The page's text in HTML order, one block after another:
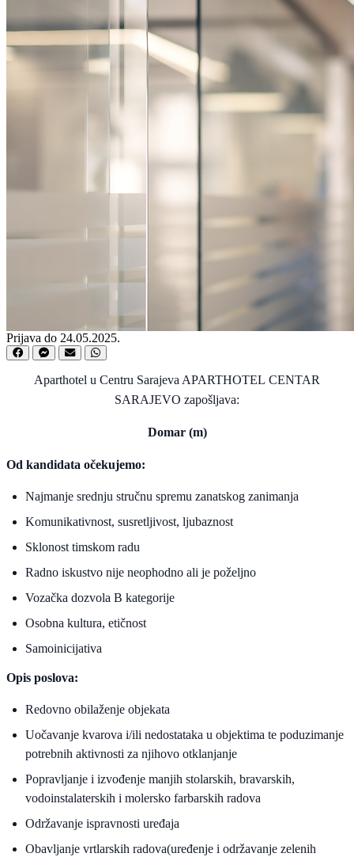
Prijava do 24.05.2025.
Aparthotel u Centru Sarajeva APARTHOTEL CENTAR
SARAJEVO zapošljava:
Domar (m)
Od kandidata očekujemo:
Najmanje srednju stručnu spremu zanatskog zanimanja
Komunikativnost, susretljivost, ljubaznost
Sklonost timskom radu
Radno iskustvo nije neophodno ali je poželjno
Vozačka dozvola B kategorije
Osobna kultura, etičnost
Samoinicijativa
Opis poslova:
Redovno obilaženje objekata
Uočavanje kvarova i/ili nedostataka u objektima te poduzimanje
potrebnih aktivnosti za njihovo otklanjanje
Popravljanje i izvođenje manjih stolarskih, bravarskih,
vodoinstalaterskih i molersko farbarskih radova
Održavanje ispravnosti uređaja
Obavljanje vrtlarskih radova(uređenje i održavanje zelenih